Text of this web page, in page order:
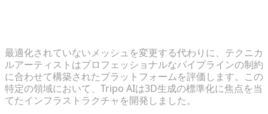
最適化されていないメッシュを変更する代わりに、テクニカ
ルアーティストはプロフェッショナルなパイプラインの制約
に合わせて構築されたプラットフォームを評価します。この
特定の領域において、Tripo AIは3D生成の標準化に焦点を当
てたインフラストラクチャを開発しました。